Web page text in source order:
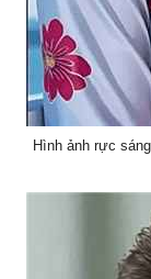
Hình ảnh rực